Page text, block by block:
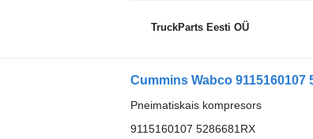
TruckParts Eesti OÜ
Pneimatiskais kompresors
9115160107 5286681RX